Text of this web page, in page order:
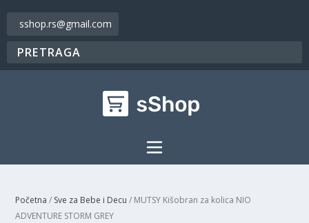
sshop.rs@gmail.com
Početna / Sve za Bebe i Decu / MUTSY Kišobran za kolica NIO
ADVENTURE STORM GREY